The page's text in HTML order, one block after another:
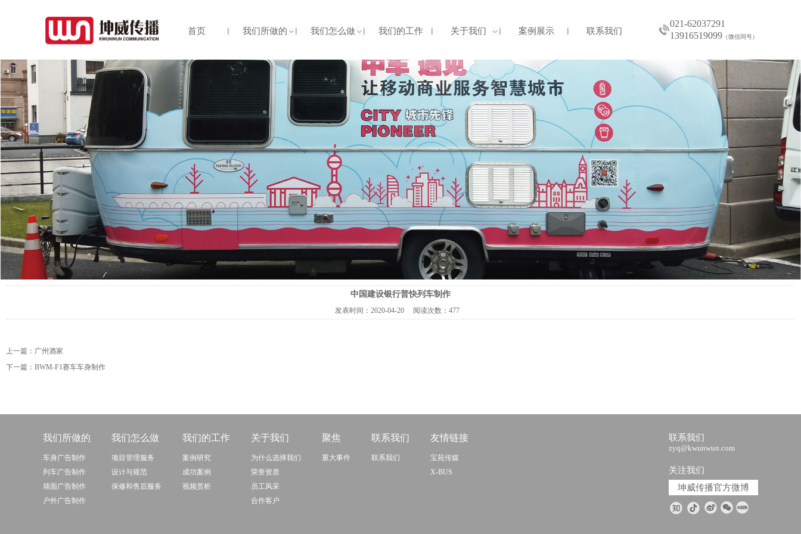
首页 我们所做的 我们怎么做 我们的工作 关于我们 案例展示 联系我们
021-62037291
13916519099 （微信同号）
中国建设银行普快列车制作
发表时间： 2020-04-20阅读次数： 477
上一篇： 广州酒家
下一篇： BWM-F1赛车车身制作
我们所做的
车身广告制作
列车广告制作
墙面广告制作
户外广告制作
我们怎么做
项目管理服务
设计与规范
保修和售后服务
我们的工作
案例研究
成功案例
视频赏析
关于我们
为什么选择我们
荣誉资质
员工风采
合作客户
聚焦
重大事件
联系我们
联系我们
友情链接
宝苑传媒
X-BUS
联系我们
zyq@kwunwun.com
关注我们
坤威传播官方微博